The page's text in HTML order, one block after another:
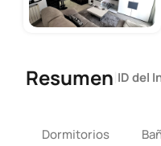
Resumen ID del
Dormitorios